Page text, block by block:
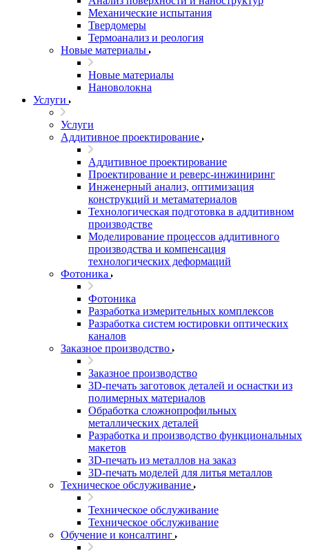
Механические испытания
Твердомеры
Термоанализ и реология
Новые материалы
Новые материалы
Нановолокна
Услуги
Услуги
Аддитивное проектирование
Аддитивное проектирование
Проектирование и реверс-инжиниринг
Инженерный анализ, оптимизация
конструкций и метаматериалов
Технологическая подготовка в аддитивном
производстве
Моделирование процессов аддитивного
производства и компенсация
технологических деформаций
Фотоника
Фотоника
Разработка измерительных комплексов
Разработка систем юстировки оптических
каналов
Заказное производство
Заказное производство
3D-печать заготовок деталей и оснастки из
полимерных материалов
Обработка сложнопрофильных
металлических деталей
Разработка и производство функциональных
макетов
3D-печать из металлов на заказ
3D-печать моделей для литья металлов
Техническое обслуживание
Техническое обслуживание
Техническое обслуживание
Обучение и консалтинг